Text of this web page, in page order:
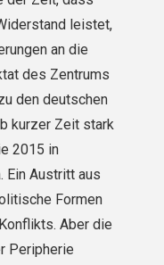
leistet,
an die
des Zentrums
den deutschen
kurzer Zeit stark
2015 in
Ein Austritt aus
Formen
Aber die
Peripherie